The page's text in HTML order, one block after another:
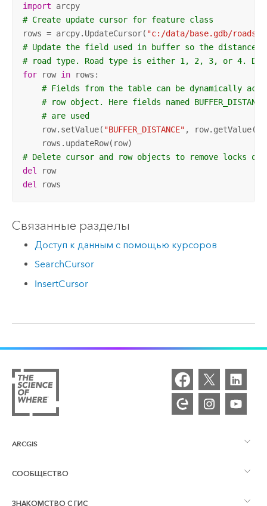
import
arcpy
# Create update cursor for feature class
rows = arcpy.UpdateCursor( "c:/data/base.gdb/roads"
# Update the field used in buffer so the distance
# road type. Road type is either 1, 2, 3, or 4.
for row in rows:
# Fields from the table can be dynamically
# row object. Here fields named BUFFER_DISTANCE
# are used
    row.setValue(
"BUFFER_DISTANCE" , row.getValue(
# Delete cursor and row objects to remove locks on
del
row
del
rows
Связанные разделы
Доступ к данным с помощью курсоров
SearchCursor
InsertCursor
ARCGIS
Обзор ArcGIS
СООБЩЕСТВО
ЗНАКОМСТВО С ГИС